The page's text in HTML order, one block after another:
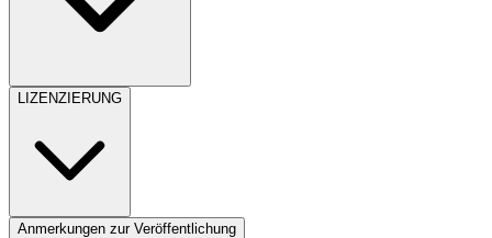
LIZENZIERUNG
Anmerkungen zur Veröffentlichung